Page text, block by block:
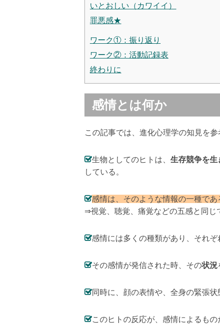
いとおしい（カワイイ）
罪悪感★
ワーク①：振り返り
ワーク②：活動記録表
終わりに
感情とは何か
この記事では、進化心理学の知見を
生物としてのヒトは、 生存競争を生
している。
感情は、そのような情報の一種であ
⇒視覚、聴覚、痛覚などの五感と同じ
感情には多くの種類があり、それ
その感情が発信された時、その状況
同時に、顔の表情や、全身の緊張
このヒトの反応が、感情によるも